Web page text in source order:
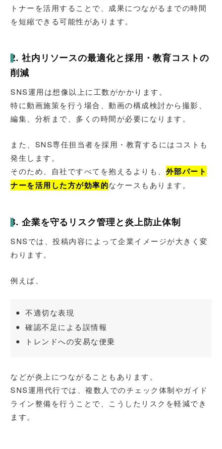
トナーを活用することで、成果につながるまでの時間
を短縮できる可能性があります。
2. 社内リソースの最適化と採用・教育コストの
削減
SNS運用は想像以上に工数がかかります。
特に動画施策を行う場合、動画の構成検討から撮影、
編集、分析まで、多くの時間が必要になります。
また、SNS専任担当者を採用・教育するにはコストも
発生します。
そのため、自社ですべてを抱えるよりも、 外部パート
ナーを活用した方が効率的なケースもあります。
3. 企業を守るリスク管理と炎上防止体制
SNSでは、投稿内容によって企業イメージが大きく変
わります。
例えば、
不適切な表現
確認不足による誤情報
トレンドへの安易な便乗
などが炎上につながることもあります。
SNS運用代行では、複数人でのチェック体制やガイド
ライン整備を行うことで、こうしたリスクを軽減でき
ます。